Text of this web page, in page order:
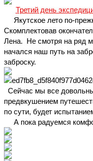
Третий день
Якутское лето по-
Скомплектовав
Лена.  Не смотря на ряд
начался наш путь на
заброску.
предвкушением
по сути, будет
А пока радуемся